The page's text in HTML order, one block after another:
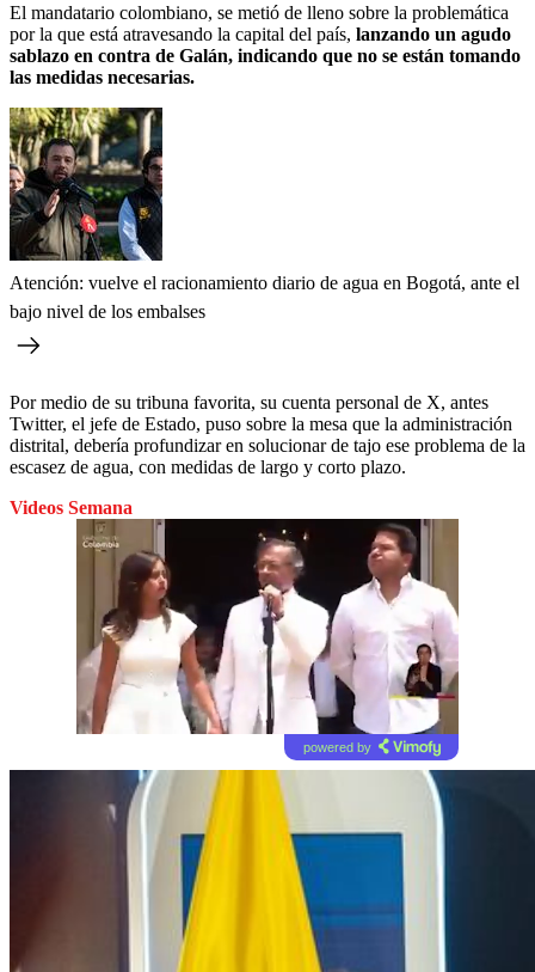
El mandatario colombiano, se metió de lleno sobre la problemática
por la que está atravesando la capital del país, lanzando un agudo
sablazo en contra de Galán, indicando que no se están tomando
las medidas necesarias.
Atención: vuelve el racionamiento diario de agua en Bogotá, ante el
bajo nivel de los embalses
Por medio de su tribuna favorita, su cuenta personal de X, antes
Twitter, el jefe de Estado, puso sobre la mesa que la administración
distrital, debería profundizar en solucionar de tajo ese problema de la
escasez de agua, con medidas de largo y corto plazo.
Videos Semana
powered by